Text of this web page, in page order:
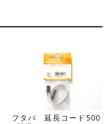
フタバ 延長コード500